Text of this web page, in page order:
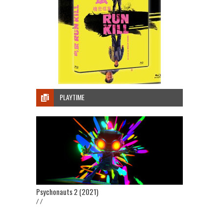
PLAYTIME
Psychonauts 2 (2021)
/ /